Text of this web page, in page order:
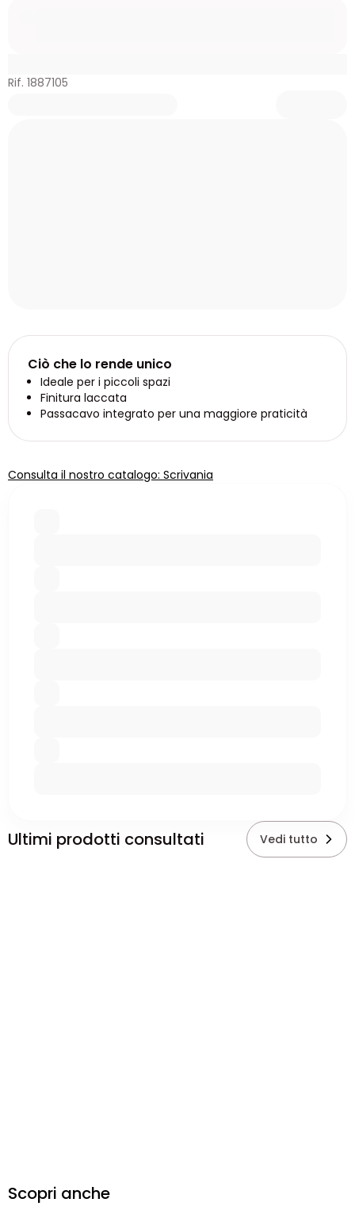
Rif. 1887105
Ciò che lo rende unico
Ideale per i piccoli spazi
Finitura laccata
Passacavo integrato per una maggiore praticità
Consulta il nostro catalogo: Scrivania
Ultimi prodotti consultati Vedi tutto
Scopri anche